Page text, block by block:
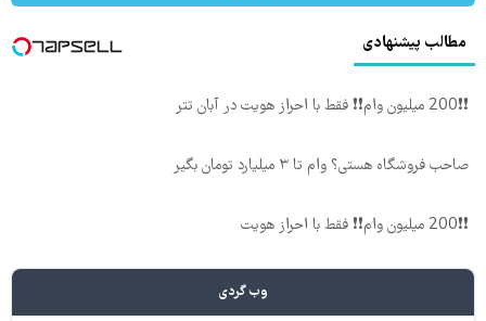
مطالب پیشنهادی
❗❗200 میلیون وام❗❗ فقط با احراز هویت در آبان تتر
صاحب فروشگاه هستی؟ وام تا ۳ میلیارد تومان بگیر
❗❗200 میلیون وام❗❗ فقط با احراز هویت
وب گردی